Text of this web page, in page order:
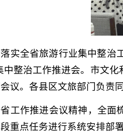
实全省旅游行业集中整治
中整治工作推进会。市文
议。各县区文旅部门负责
工作推进会议精神，全面
重点任务进行系统安排部